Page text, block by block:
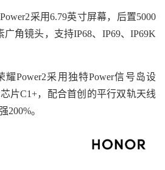
采用6.79英寸屏幕，后置5000
角镜头，支持IP68、IP69、IP69K
采用独特Power信号岛设
片C1+，配合首创的平行双轨天线
200%。